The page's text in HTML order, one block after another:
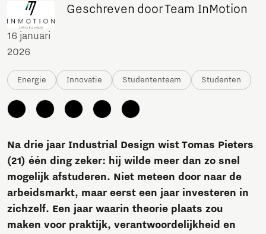
Geschreven door Team InMotion
16 januari
2026
Energie Innovatie Studententeam Studenten
Na drie jaar Industrial Design wist Tomas Pieters
(21) één ding zeker: hij wilde meer dan zo snel
mogelijk afstuderen. Niet meteen door naar de
arbeidsmarkt, maar eerst een jaar investeren in
zichzelf. Een jaar waarin theorie plaats zou
maken voor praktijk, verantwoordelijkheid en